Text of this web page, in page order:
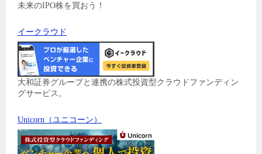
未来のIPO株を買おう！
イークラウド
大和証券グループと連携の株式投資型クラウドファンディン
グサービス。
Unicorn（ユニコーン）